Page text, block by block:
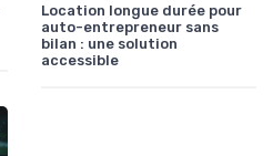
Location longue durée pour
auto-entrepreneur sans
bilan : une solution
accessible